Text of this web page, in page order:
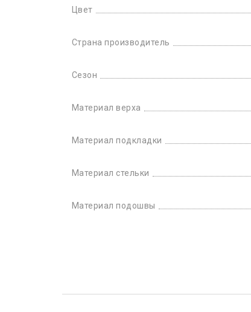
Цвет
Страна производитель
Сезон
Материал верха
Материал подкладки
Материал стельки
Материал подошвы